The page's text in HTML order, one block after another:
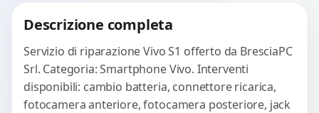
Descrizione completa
Servizio di riparazione Vivo S1 offerto da BresciaPC
Srl. Categoria: Smartphone Vivo. Interventi
disponibili: cambio batteria, connettore ricarica,
fotocamera anteriore, fotocamera posteriore, jack